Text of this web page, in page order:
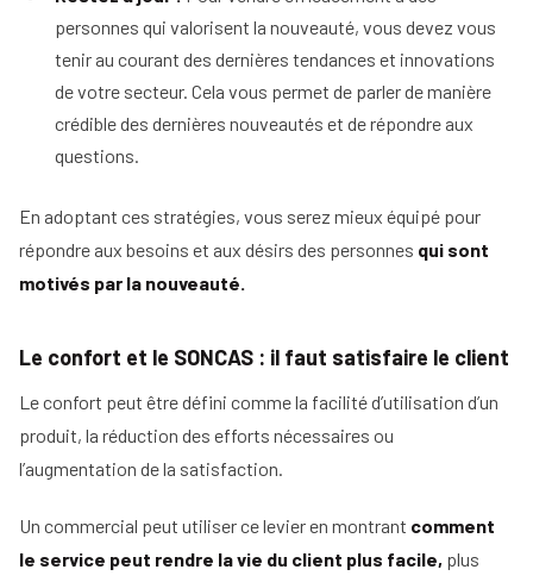
personnes qui valorisent la nouveauté, vous devez vous
tenir au courant des dernières tendances et innovations
de votre secteur. Cela vous permet de parler de manière
crédible des dernières nouveautés et de répondre aux
questions.
En adoptant ces stratégies, vous serez mieux équipé pour
répondre aux besoins et aux désirs des personnes qui sont
motivés par la nouveauté.
Le confort et le SONCAS : il faut satisfaire le client
Le confort peut être défini comme la facilité d’utilisation d’un
produit, la réduction des efforts nécessaires ou
l’augmentation de la satisfaction.
Un commercial peut utiliser ce levier en montrant comment
le service peut rendre la vie du client plus facile, plus